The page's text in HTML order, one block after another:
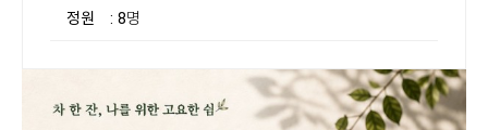
정원 : 8명